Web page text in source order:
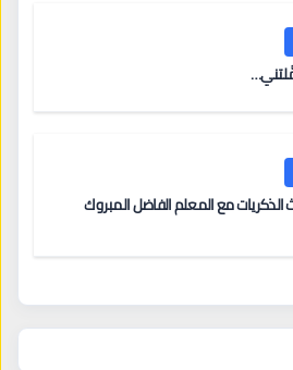
الذكريات مع المعلم الفاضل المبروك